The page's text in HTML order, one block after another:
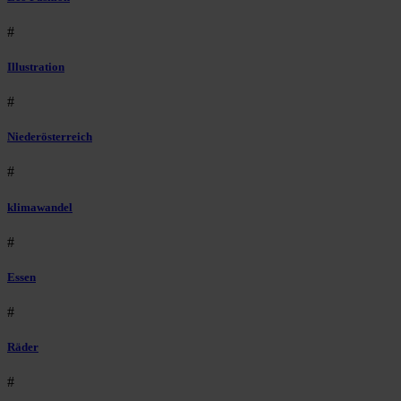
#
Illustration
#
Niederösterreich
#
klimawandel
#
Essen
#
Räder
#